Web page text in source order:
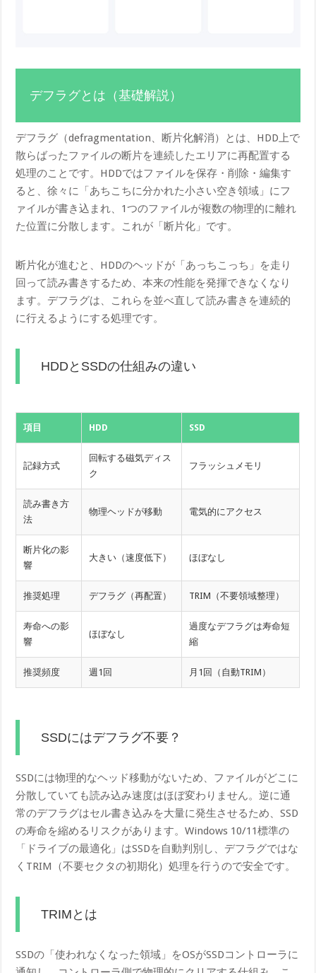
デフラグとは（基礎解説）
デフラグ（defragmentation、断片化解消）とは、HDD上で
散らばったファイルの断片を連続したエリアに再配置する
処理のことです。HDDではファイルを保存・削除・編集す
ると、徐々に「あちこちに分かれた小さい空き領域」にフ
ァイルが書き込まれ、1つのファイルが複数の物理的に離れ
た位置に分散します。これが「断片化」です。
断片化が進むと、HDDのヘッドが「あっちこっち」を走り
回って読み書きするため、本来の性能を発揮できなくなり
ます。デフラグは、これらを並べ直して読み書きを連続的
に行えるようにする処理です。
HDDとSSDの仕組みの違い
項目 HDD SSD
記録方式
回転する磁気ディス
ク
フラッシュメモリ
読み書き方
法
物理ヘッドが移動 電気的にアクセス
断片化の影
響
大きい（速度低下） ほぼなし
推奨処理 デフラグ（再配置） TRIM（不要領域整理）
寿命への影
響
ほぼなし
過度なデフラグは寿命短
縮
推奨頻度 週1回 月1回（自動TRIM）
SSDにはデフラグ不要？
SSDには物理的なヘッド移動がないため、ファイルがどこに
分散していても読み込み速度はほぼ変わりません。逆に通
常のデフラグはセル書き込みを大量に発生させるため、SSD
の寿命を縮めるリスクがあります。Windows 10/11標準の
「ドライブの最適化」はSSDを自動判別し、デフラグではな
くTRIM（不要セクタの初期化）処理を行うので安全です。
TRIMとは
SSDの「使われなくなった領域」をOSがSSDコントローラに